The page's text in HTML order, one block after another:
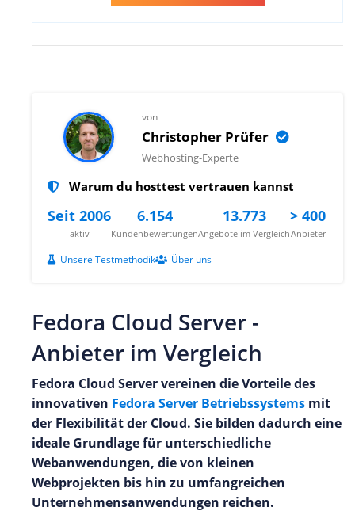
von
Christopher Prüfer
Webhosting-Experte
Warum du hosttest vertrauen kannst
Seit 2006
aktiv
6.154
Kundenbewertungen
13.773
Angebote im Vergleich
> 400
Anbieter
Unsere Testmethodik Über uns
Fedora Cloud Server -
Anbieter im Vergleich
Fedora Cloud Server vereinen die Vorteile des
innovativen Fedora Server Betriebssystems mit
der Flexibilität der Cloud. Sie bilden dadurch eine
ideale Grundlage für unterschiedliche
Webanwendungen, die von kleinen
Webprojekten bis hin zu umfangreichen
Unternehmensanwendungen reichen.